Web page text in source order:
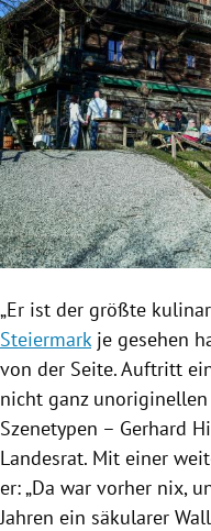
„Er ist der größte
Steiermarkje gesehen
von der Seite. Auftritt
nicht ganz
Szenetypen – Gerhard
Landesrat. Mit einer
er: „Da war vorher nix,
Jahren ein säkularer